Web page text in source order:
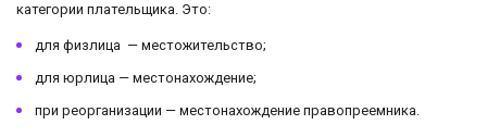
категории плательщика. Это:
для физлица — местожительство;
для юрлица — местонахождение;
при реорганизации — местонахождение правопреемника.